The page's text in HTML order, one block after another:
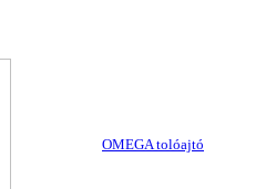
OMEGA tolóajtó